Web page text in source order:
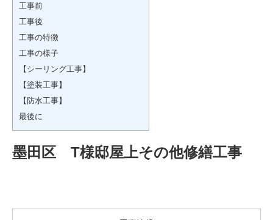
工事前
工事後
工事の特徴
工事の様子
【シーリング工事】
【塗装工事】
【防水工事】
最後に
墨田区 T様邸屋上その他修繕工事